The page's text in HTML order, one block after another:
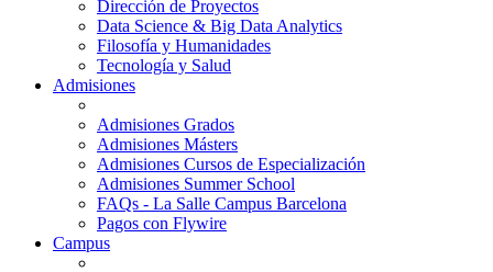
Dirección de Proyectos
Data Science & Big Data Analytics
Filosofía y Humanidades
Tecnología y Salud
Admisiones
Admisiones Grados
Admisiones Másters
Admisiones Cursos de Especialización
Admisiones Summer School
FAQs - La Salle Campus Barcelona
Pagos con Flywire
Campus